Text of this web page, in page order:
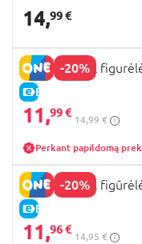
14,99 €
-20%
E-KAINA
PAW PATROL
11,99 €
14,99 €
Perkant papildomą
-20%
E-KAINA
PAW PATROL
11,96 €
14,95 €